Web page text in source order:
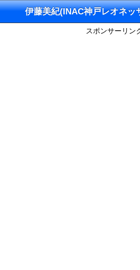
スポンサーリン